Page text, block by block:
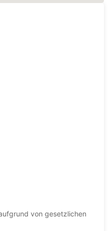
von gesetzlichen